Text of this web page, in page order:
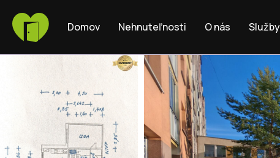
Domov Nehnuteľnosti O nás Služby